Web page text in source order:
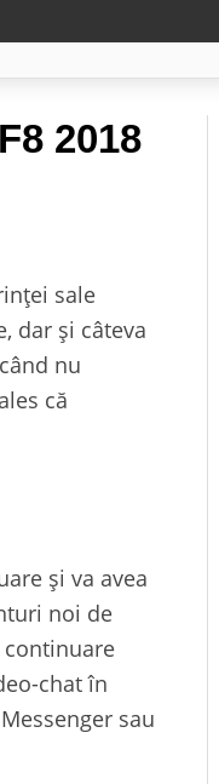
2018
sale
dar și câteva
nu
că
și va avea
noi de
chat în
sau